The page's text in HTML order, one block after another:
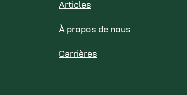
Articles
À propos de nous
Carrières